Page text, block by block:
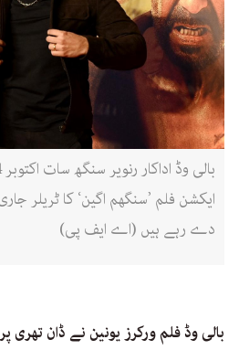
ایکشن فلم ’سنگھم اگین‘ کا ٹریلر
دے رہے ہیں (اے ایف پی)
بالی وڈ فلم ورکرز یونین نے ڈان تھری